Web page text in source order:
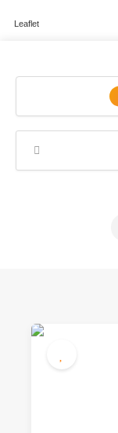
Leaflet